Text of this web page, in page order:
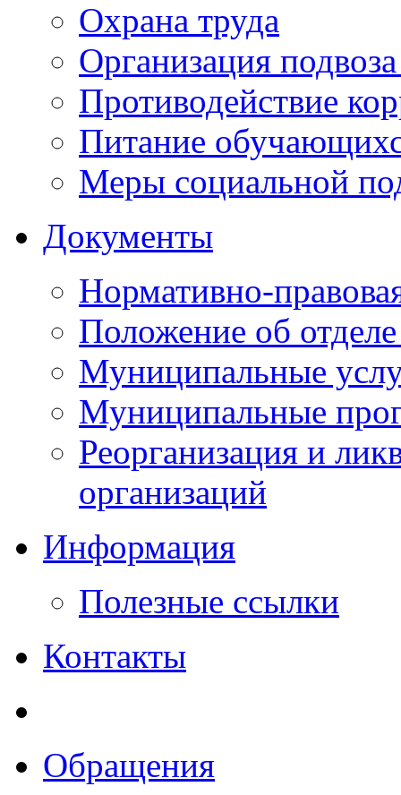
Охрана труда
Организация
Противодействие
Питание
Меры социальной
Документы
Нормативно-
Положение об
Муниципальные
Муниципальные
Реорганизация и
организаций
Информация
Полезные ссылки
Контакты
Обращения